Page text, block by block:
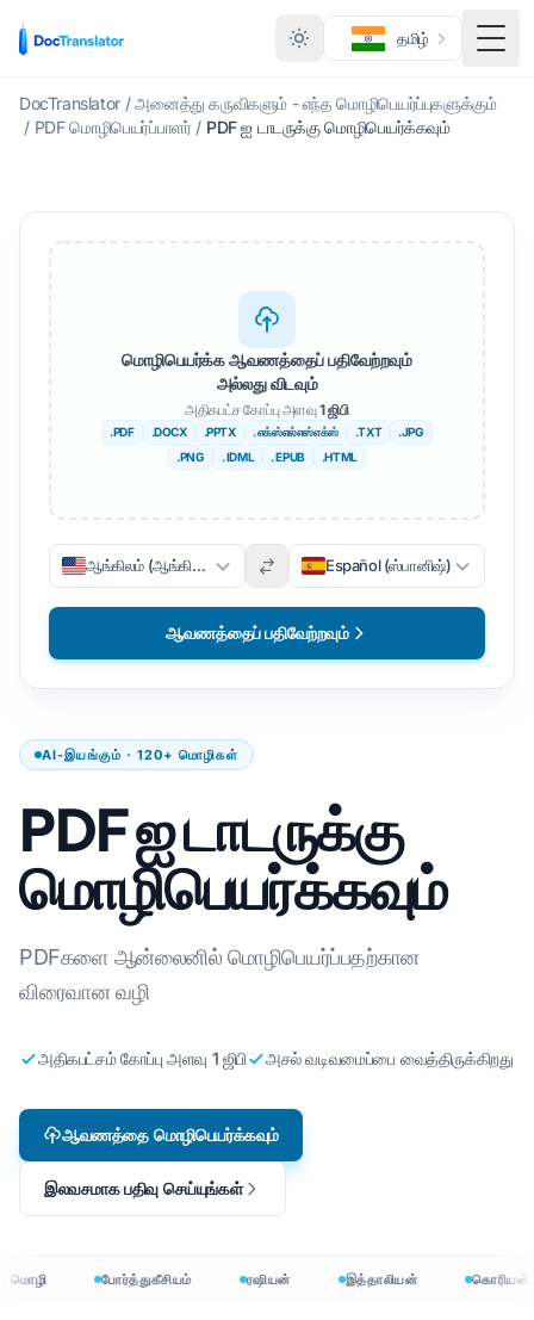
தமிழ்
DocTranslator / அனைத்து கருவிகளும் - எந்த மொழிபெயர்ப்புகளுக்கும்
/ PDF மொழிபெயர்ப்பாளர் / PDF ஐ டாடருக்கு மொழிபெயர்க்கவும்
AI-இயங்கும் · 120+ மொழிகள்
PDF ஐ டாடருக்கு
மொழிபெயர்க்கவும்
PDFகளை ஆன்லைனில் மொழிபெயர்ப்பதற்கான
விரைவான வழி
அதிகபட்சம் கோப்பு அளவு 1 ஜிபி அசல் வடிவமைப்பை வைத்திருக்கிறது
ஆவணத்தை மொழிபெயர்க்கவும்
இலவசமாக பதிவு செய்யுங்கள்
மொழிபெயர்க்க ஆவணத்தைப் பதிவேற்றவும்
அல்லது விடவும்
அதிகபட்ச கோப்பு அளவு1 ஜிபி
.PDF .DOCX .PPTX . எக்ஸ்எல்எஸ்எக்ஸ் .TXT
.JPG
.PNG
. IDML . EPUB .HTML
ஆங்கிலம் (ஆங்கிலம்) Español (ஸ்பானிஷ்)
ஆவணத்தைப் பதிவேற்றவும்
மொழி போர்த்துகீசியம் ரஷியன் இத்தாலியன் கொரியன்